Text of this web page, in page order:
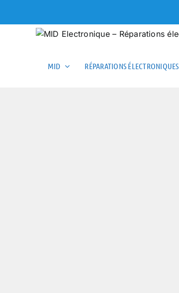
MID RÉPARATIONS ÉLECTRONIQUES